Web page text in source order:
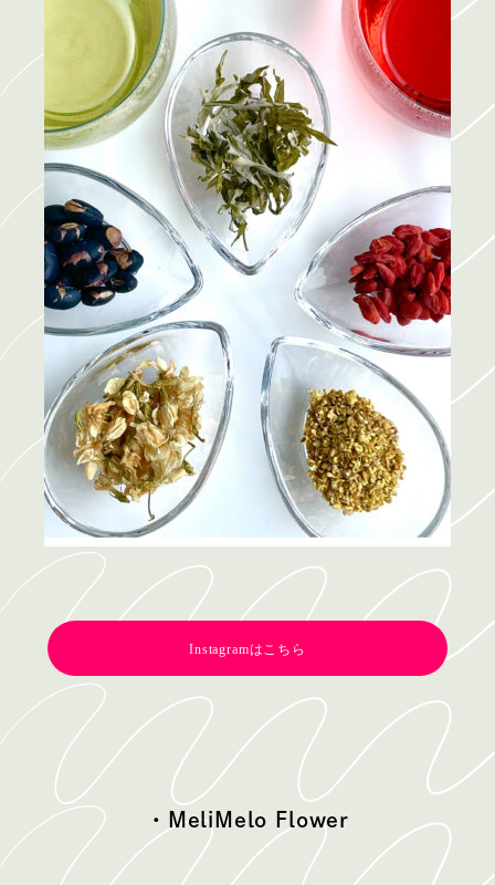
Instagramはこちら
・ MeliMelo Flower